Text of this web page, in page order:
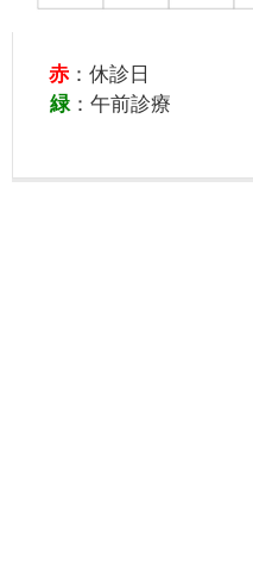
赤 ：休診日
緑：午前診療